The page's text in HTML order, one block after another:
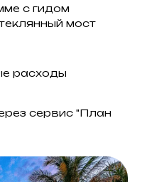
с гидом
мост
расходы
сервис "План